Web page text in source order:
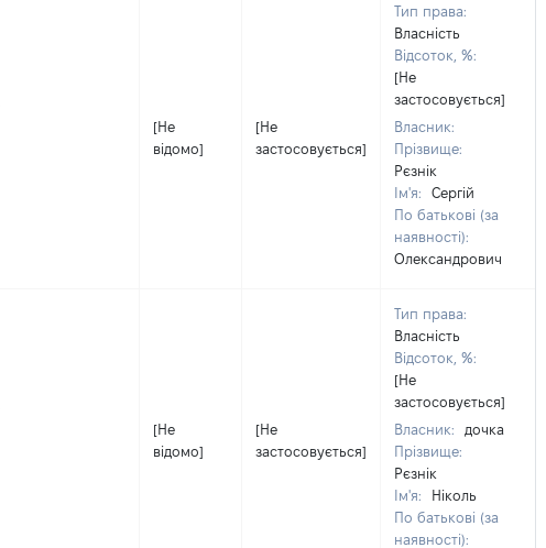
[Не
відомо]
[Не
застосовується]
Тип права:
Власність
Відсоток, %:
[Не
застосовується]
Власник:
Прізвище:
Рєзнік
Ім'я:
Сергій
По батькові (за
наявності):
Олександрович
[Не
відомо]
[Не
застосовується]
Тип права:
Власність
Відсоток, %:
[Не
застосовується]
Власник:
дочка
Прізвище:
Рєзнік
Ім'я:
Ніколь
По батькові (за
наявності):